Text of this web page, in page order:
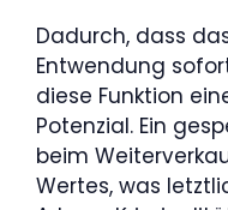
Dadurch, dass
Entwendung
diese Funktion
Potenzial. Ein
beim
Wertes, was